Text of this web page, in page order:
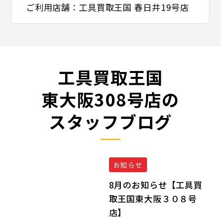
ご利用店舗：工具買取王国 春日井19号店
工具買取王国
東大阪308号店の
スタッフブログ
お知らせ
8月のお知らせ【工具買
取王国東大阪３０８号
店】